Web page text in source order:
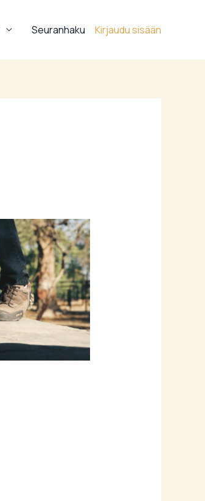
Seuranhaku Kirjaudu sisään
Outlook Live